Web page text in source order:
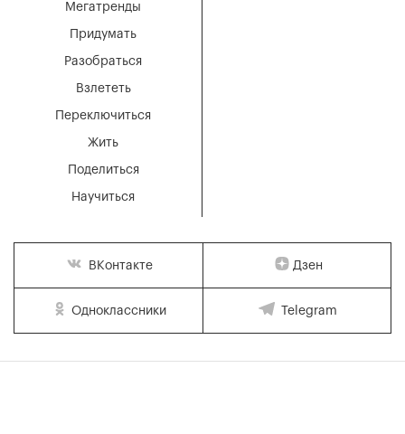
Мегатренды
Придумать
Разобраться
Взлететь
Переключиться
Жить
Поделиться
Научиться
ВКонтакте Дзен
Одноклассники Telegram